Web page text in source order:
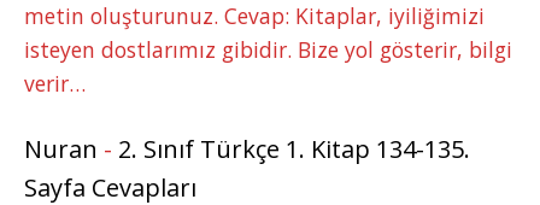
metin oluşturunuz. Cevap: Kitaplar, iyiliğimizi
isteyen dostlarımız gibidir. Bize yol gösterir, bilgi
verir…
Nuran - 2. Sınıf Türkçe 1. Kitap 134-135.
Sayfa Cevapları